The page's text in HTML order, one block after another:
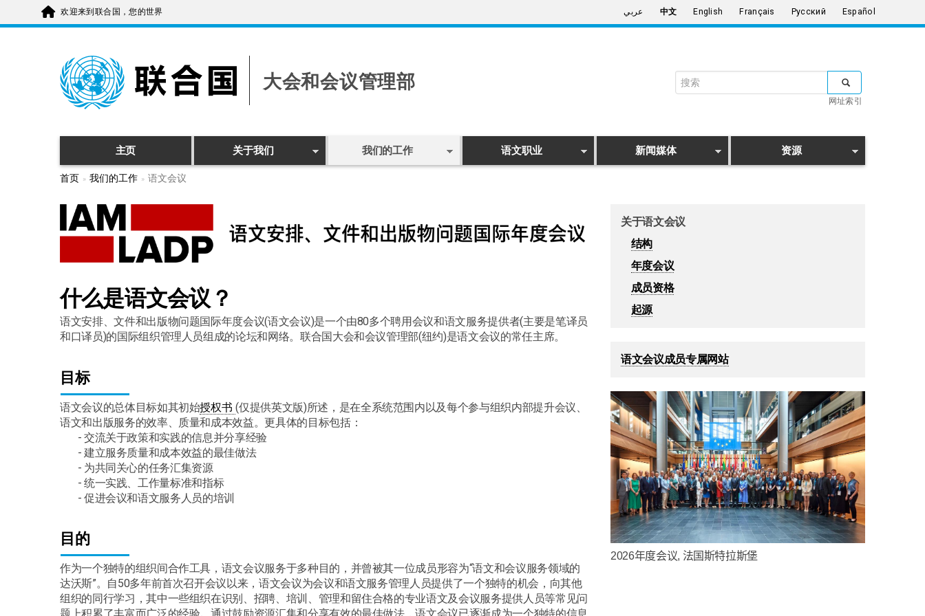
到
欢迎来到联合国，您的世界 عربي 中文 English Français Русский Español
大会和会议管理部
搜
单
网址索引
主页 关于我们 我们的工作 语文职业 新闻媒体 资源
首页 我们的工作 语文会议
什么是语文会议？
语文安排、文件和出版物问题国际年度会议(语文会议)是一个由80多个聘用会议和语文服务提供者(主要是笔译员
和口译员)的国际组织管理人员组成的论坛和网络。联合国大会和会议管理部(纽约)是语文会议的常任主席。
目标
语文会议的总体目标如其初始授权书 PDF
(仅提供英文版)所述，是在全系统范围内以及每个参与组织内部提升会议、
语文和出版服务的效率、质量和成本效益。更具体的目标包括：
- 交流关于政策和实践的信息并分享经验
- 建立服务质量和成本效益的最佳做法
- 为共同关心的任务汇集资源
- 统一实践、工作量标准和指标
- 促进会议和语文服务人员的培训
目的
作为一个独特的组织间合作工具，语文会议服务于多种目的，并曾被其一位成员形容为“语文和会议服务领域的
达沃斯”。自50多年前首次召开会议以来，语文会议为会议和语文服务管理人员提供了一个独特的机会，向其他
组织的同行学习，其中一些组织在识别、招聘、培训、管理和留住合格的专业语文及会议服务提供人员等常见问
关于语文会议
结构
年度会议
成员资格
起源
语文会议成员专属网站
2026年度会议, 法国斯特拉斯堡